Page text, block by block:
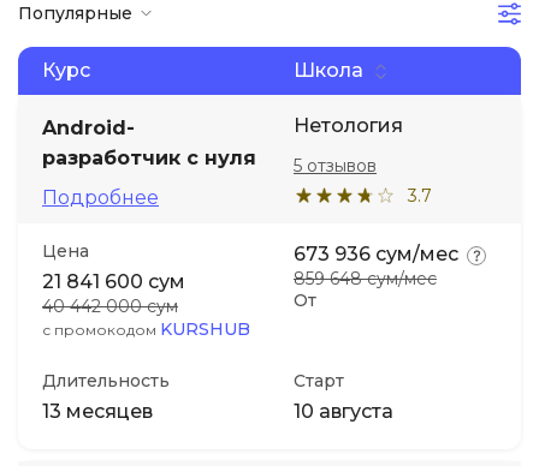
Популярные
Курс Школа
Android-
разработчик с нуля
Подробнее
Нетология
3.7
5 отзывов
Цена
21 841 600 сум
40 442 000 сум
с промокодом KURSHUB
От
673 936 сум/мес
859 648 сум/мес
Длительность
13 месяцев
Старт
10 августа
Дизайн
Аналитика
Менеджмент
Иностранные языки
Soft Skills
ДПО